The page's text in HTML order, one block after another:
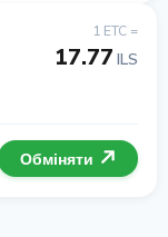
1 ETC =
17.77 ILS
Обміняти